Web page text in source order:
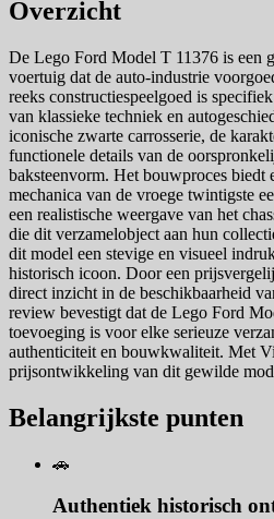
Overzicht
De Lego Ford Model T 11376 is een
voertuig dat de auto-industrie
reeks constructiespeelgoed is
van klassieke techniek en
iconische zwarte carrosserie, de
functionele details van de
baksteenvorm. Het bouwproces biedt
mechanica van de vroege twintigste
een realistische weergave van het
die dit verzamelobject aan hun
dit model een stevige en visueel
historisch icoon. Door een
direct inzicht in de beschikbaarheid
review bevestigt dat de Lego Ford
toevoeging is voor elke serieuze
authenticiteit en bouwkwaliteit. Met
prijsontwikkeling van dit gewilde
Belangrijkste punten
🚗
Authentiek historisch